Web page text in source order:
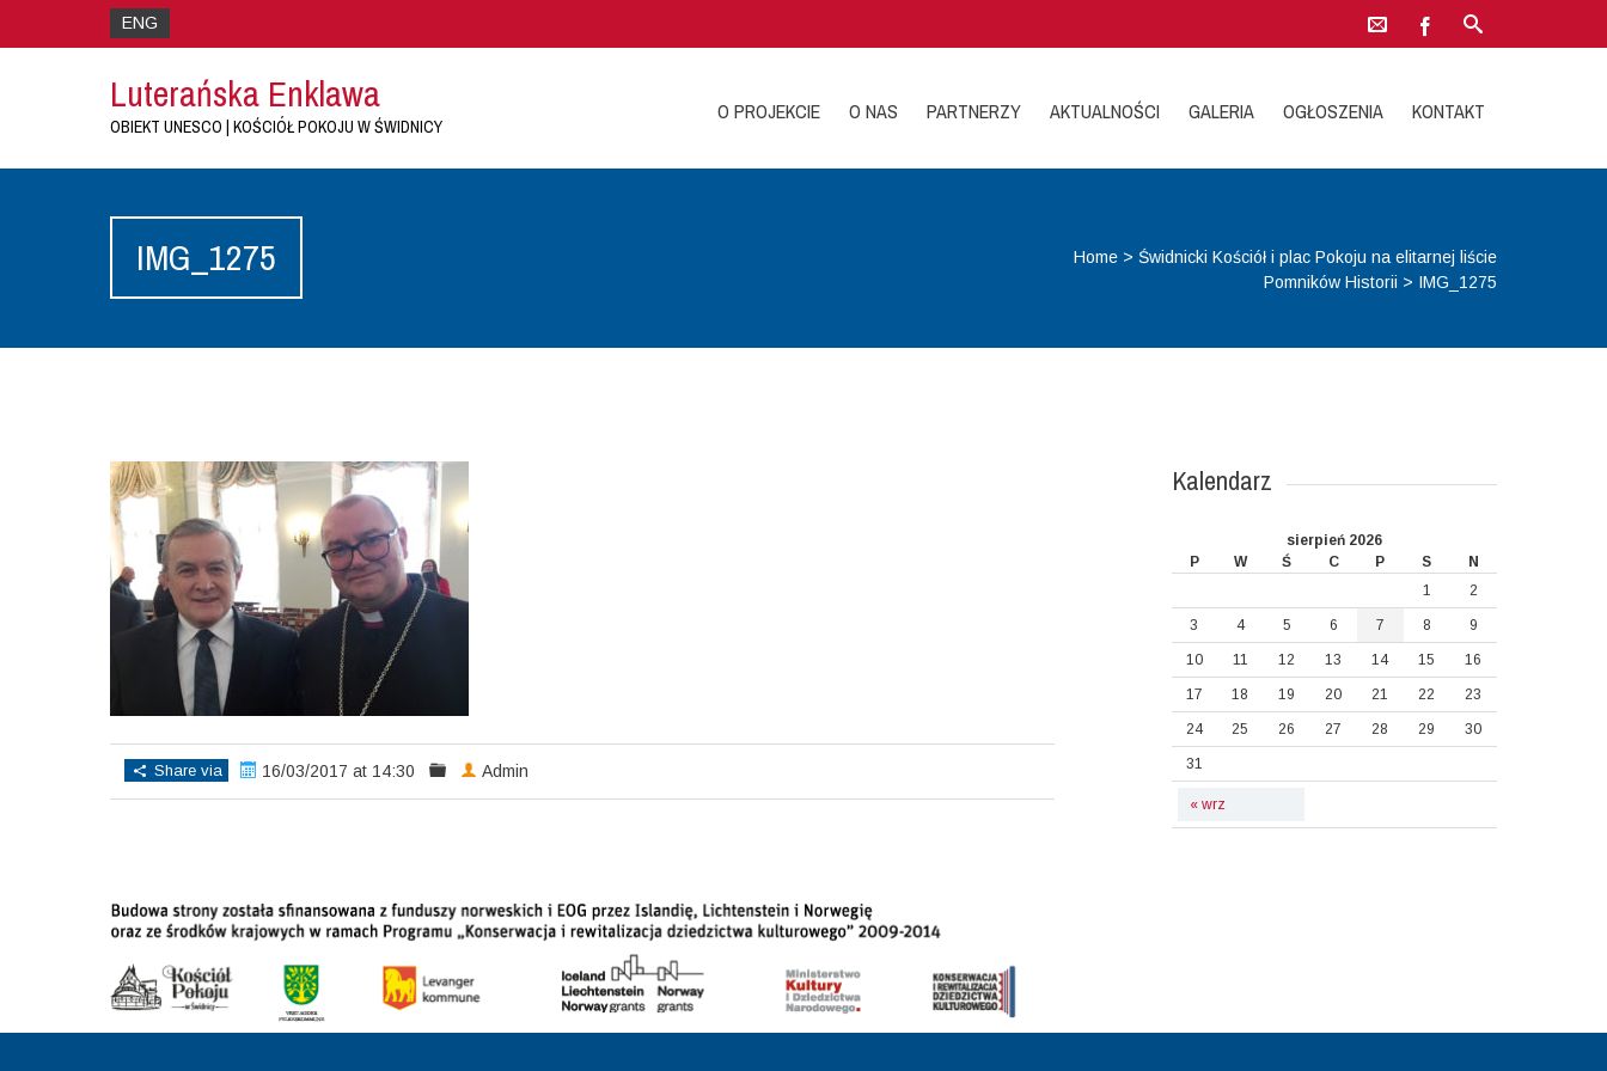
ENG
Luterańska Enklawa
OBIEKT UNESCO | KOŚCIÓŁ POKOJU W ŚWIDNICY
O PROJEKCIE O NAS PARTNERZY AKTUALNOŚCI GALERIA OGŁOSZENIA KONTAKT
IMG_1275 Home >Świdnicki Kościół i plac Pokoju na elitarnej liście
Pomników Historii > IMG_1275
Share via 16/03/2017 at 14:30 Admin
Kalendarz
sierpień 2026
P
W Ś C P S N
« wrz
1 2
3 4 5 6 7 8 9
10 11 12 13 14 15 16
17 18 19 20 21 22 23
24 25 26 27 28 29 30
31